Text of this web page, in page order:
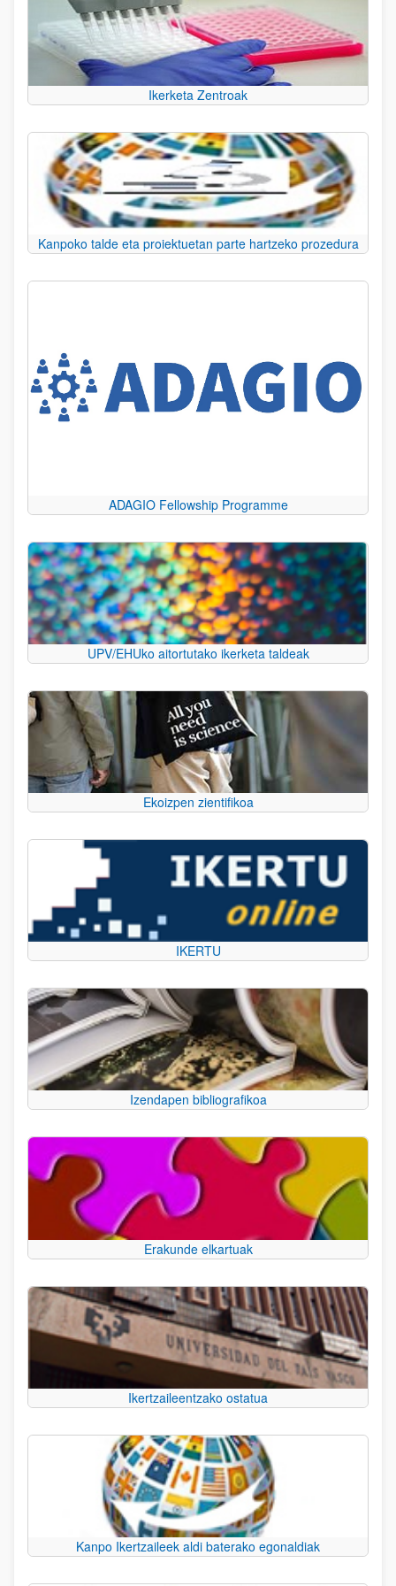
Ikerketa Zentroak
Kanpoko talde eta proiektuetan parte hartzeko prozedura
ADAGIO Fellowship Programme
UPV/EHUko aitortutako ikerketa taldeak
Ekoizpen zientifikoa
IKERTU
Izendapen bibliografikoa
Erakunde elkartuak
Ikertzaileentzako ostatua
Kanpo Ikertzaileek aldi baterako egonaldiak